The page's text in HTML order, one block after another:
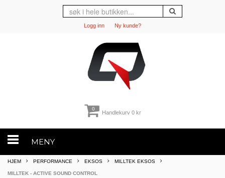
Logg inn Ny kunde?
0
Handlekurv 0 kr
MENY
HJEM PERFORMANCE EKSOS MILLTEK EKSOS
MILLTEK - ACTIVE SOUND CONTROL